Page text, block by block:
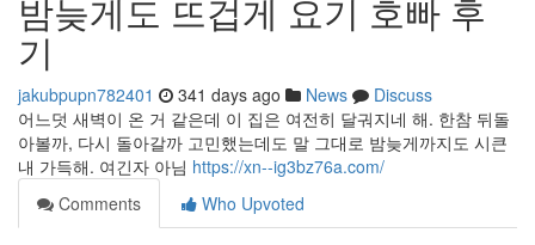
밤늦게도 뜨겁게 요기 호빠 후
기
jakubpupn782401 341 days ago News
Discuss
어느덧 새벽이 온 거 같은데 이 집은 여전히 달궈지네 해. 한참 뒤돌
아볼까, 다시 돌아갈까 고민했는데도 말 그대로 밤늦게까지도 시큰
내 가득해. 여긴자 아님 https://xn--ig3bz76a.com/
Comments
Who Upvoted